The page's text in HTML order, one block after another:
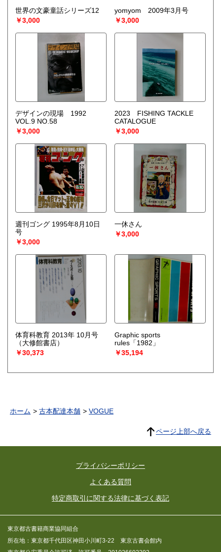
世界の文豪童話シリーズ12
￥3,000
yomyom 2009年3月号
￥3,000
デザインの現場 1992
VOL.9 NO.58
￥3,000
2023 FISHING TACKLE
CATALOGUE
￥3,000
週刊ゴング 1995年8月10日
号
￥3,000
一休さん
￥3,000
体育科教育 2013年 10月号
（大修館書店）
￥30,373
Graphic sports
rules「1982」
￥35,194
ホーム 古本配達本舗 VOGUE
ページ上部へ戻る
プライバシーポリシー
よくある質問
特定商取引に関する法律に基づく表記
東京都古書籍商業協同組合
所在地：東京都千代田区神田小川町3-22 東京古書会館内